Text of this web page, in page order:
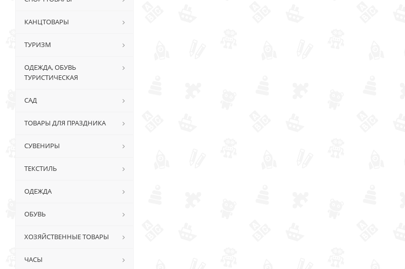
КАНЦТОВАРЫ
ТУРИЗМ
ОДЕЖДА, ОБУВЬ
ТУРИСТИЧЕСКАЯ
САД
ТОВАРЫ ДЛЯ ПРАЗДНИКА
СУВЕНИРЫ
ТЕКСТИЛЬ
ОДЕЖДА
ОБУВЬ
ХОЗЯЙСТВЕННЫЕ ТОВАРЫ
ЧАСЫ